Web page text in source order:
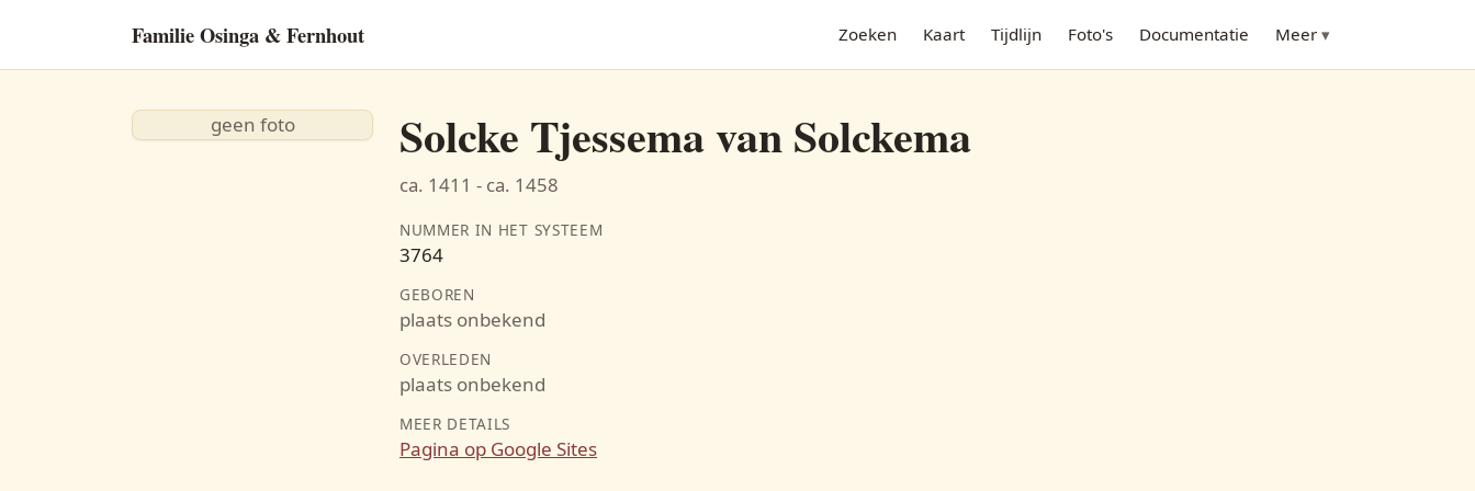
Familie Osinga & Fernhout Zoeken Kaart Tijdlijn Foto's Documentatie Meer
geen foto Solcke Tjessema van Solckema
ca. 1411 - ca. 1458
NUMMER IN HET SYSTEEM
3764
GEBOREN
plaats onbekend
OVERLEDEN
plaats onbekend
MEER DETAILS
Pagina op Google Sites